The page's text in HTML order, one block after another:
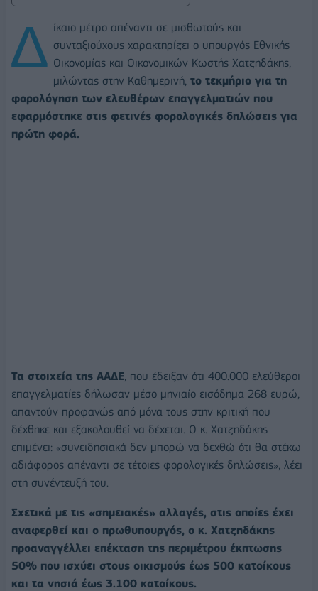
∆ ίκαιο µέτρο απέναντι σε µισθωτούς και
συνταξιούχους χαρακτηρίζει ο υπουργός Εθνικής
Οικονοµίας και Οικονοµικών Κωστής Χατζηδάκης,
μιλώντας στην Καθημερινή, το τεκµήριο για τη
φορολόγηση των ελευθέρων επαγγελµατιών που
εφαρµόστηκε στις φετινές φορολογικές δηλώσεις για
πρώτη φορά.
Τα στοιχεία της ΑΑ∆Ε , που έδειξαν ότι 400.000 ελεύθεροι
επαγγελµατίες δήλωσαν µέσο µηνιαίο εισόδηµα 268 ευρώ,
απαντούν προφανώς από µόνα τους στην κριτική που
δέχθηκε και εξακολουθεί να δέχεται. Ο κ. Χατζηδάκης
επιµένει: «συνειδησιακά δεν µπορώ να δεχθώ ότι θα στέκω
αδιάφορος απέναντι σε τέτοιες φορολογικές δηλώσεις», λέει
στη συνέντευξή του.
Σχετικά µε τις «σηµειακές» αλλαγές, στις οποίες έχει
αναφερθεί και ο πρωθυπουργός, ο κ. Χατζηδάκης
προαναγγέλλει επέκταση της περιµέτρου έκπτωσης
50% που ισχύει στους οικισµούς έως 500 κατοίκους
και τα νησιά έως 3.100 κατοίκους.